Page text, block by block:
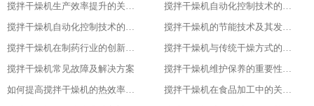
搅拌干燥机生产效率提升的关键因素
搅拌干燥机自动化控制技术的探索与实践
搅拌干燥机自动化控制技术的探索与实践
搅拌干燥机的节能技术及其发展趋势
搅拌干燥机在制药行业的创新应用
搅拌干燥机与传统干燥方式的比较与优势分析
搅拌干燥机常见故障及解决方案
搅拌干燥机维护保养的重要性及实施方法
如何提高搅拌干燥机的热效率与干燥效果
搅拌干燥机在食品加工中的关键作用